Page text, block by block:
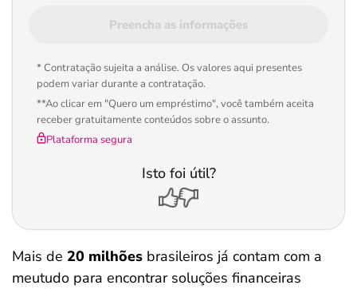
Preencha as informações
* Contratação sujeita a análise. Os valores aqui presentes
podem variar durante a contratação.
**Ao clicar em "Quero um empréstimo", você também aceita
receber gratuitamente conteúdos sobre o assunto.
Plataforma segura
Isto foi útil?
Mais de 20 milhões brasileiros já contam com a
meutudo para encontrar soluções financeiras